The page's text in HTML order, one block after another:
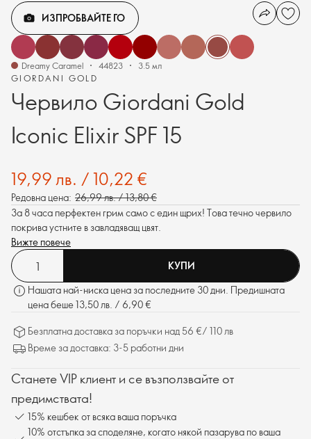
GIORDANI GOLD
Червило Giordani Gold
Iconic Elixir SPF 15
ИЗПРОБВАЙТЕ ГО
Dreamy Caramel 44823 3.5 мл
19,99 лв. / 10,22 €
Редовна цена: 26,99 лв. / 13,80 €
За 8 часа перфектен грим само с един щрих! Това течно червило
покрива устните в завладяващ цвят.
Вижте повече
КУПИ
Нашата най-ниска цена за последните 30 дни. Предишната
цена беше 13,50 лв. / 6,90 €
Безплатна доставка за поръчки над 56 €/ 110 лв
Време за доставка: 3-5 работни дни
Станете VIP клиент и се възползвайте от
предимствата!
15% кешбек от всяка ваша поръчка
10% отстъпка за споделяне, когато някой пазарува по ваша